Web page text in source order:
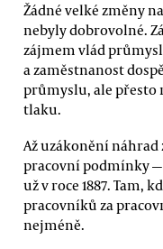
Žádné velké změny
nebyly dobrovolné.
zájmem vlád
a zaměstnanost
průmyslu, ale přesto
tlaku.
Až uzákonění
pracovní podmínky —
už v roce 1887. Tam,
pracovníků za
nejméně.